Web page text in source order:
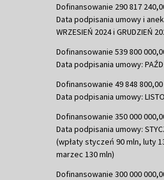
Dofinansowanie 290 817
Data podpisania umowy i
WRZESIEŃ 2024 i GRUDZIEŃ
Dofinansowanie 539 800
Data podpisania umowy:
Dofinansowanie 49 848 800,00
Data podpisania umowy:
Dofinansowanie 350 000
Data podpisania umowy:
(wpłaty styczeń 90 mln, luty
marzec 130 mln)
Dofinansowanie 300 000